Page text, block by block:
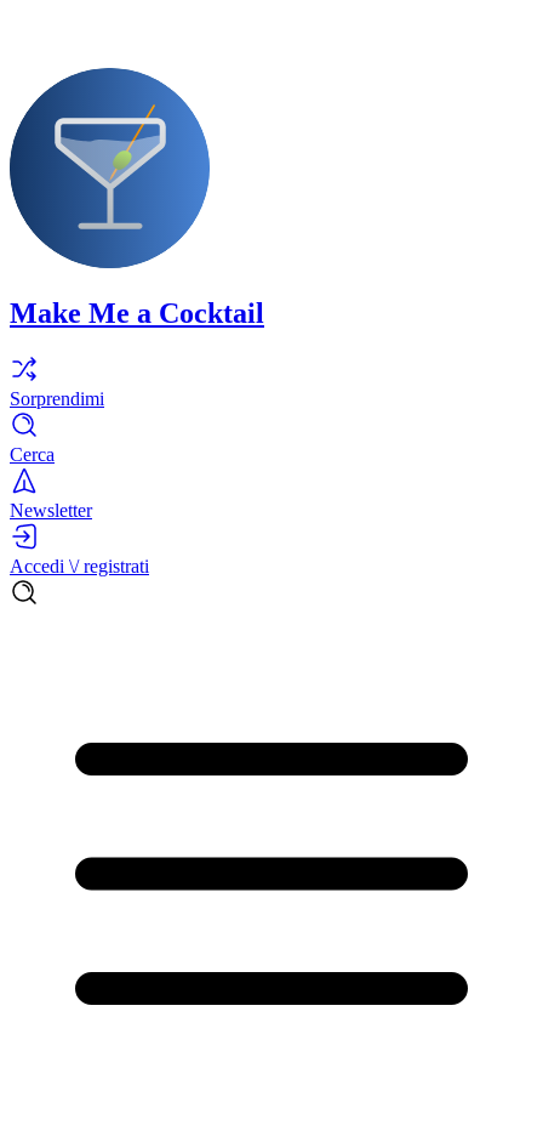
Make Me a Cocktail
Sorprendimi
Cerca
Newsletter
Accedi \/ registrati